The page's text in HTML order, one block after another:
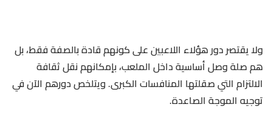
ولا يقتصر دور هؤلاء اللاعبين على كونهم قادة بالصفة فقط، بل
هم صلة وصل أساسية داخل الملعب، بإمكانهم نقل ثقافة
الالتزام التي صقلتها المنافسات الكبرى. ويتلخص دورهم الآن في
توجيه الموجة الصاعدة.